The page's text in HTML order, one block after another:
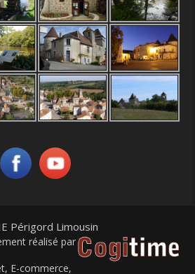
Périgord Limousin
réalisé par
E-commerce,